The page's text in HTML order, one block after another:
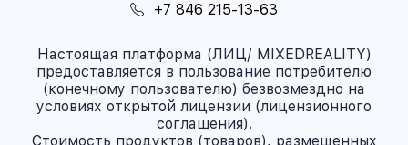
+7 846 215-13-63
Настоящая платформа (ЛИЦ/ MIXEDREALITY)
предоставляется в пользование потребителю
(конечному пользователю) безвозмездно на
условиях открытой лицензии (лицензионного
соглашения).
Стоимость продуктов (товаров), размещенных